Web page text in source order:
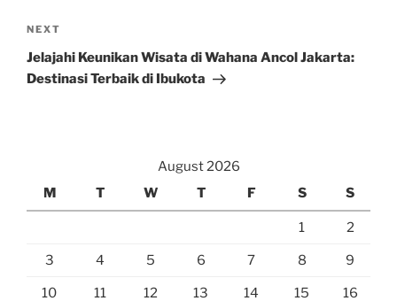
Next
Post
NEXT
Jelajahi Keunikan Wisata di Wahana Ancol Jakarta:
Destinasi Terbaik di Ibukota
August 2026
M
T W T F S S
1 2
3 4 5 6 7 8 9
10 11 12 13 14 15 16